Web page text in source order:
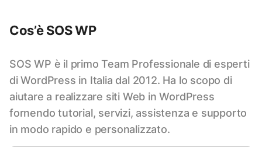
Cos’è SOS WP
SOS WP è il primo Team Professionale di esperti
di WordPress in Italia dal 2012. Ha lo scopo di
aiutare a realizzare siti Web in WordPress
fornendo tutorial, servizi, assistenza e supporto
in modo rapido e personalizzato.